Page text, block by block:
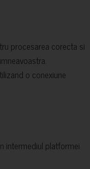
procesarea corecta si
o conexiune
intermediul platformei